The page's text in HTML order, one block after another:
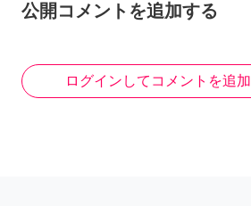
公開コメントを追加する
ログインしてコメントを追加